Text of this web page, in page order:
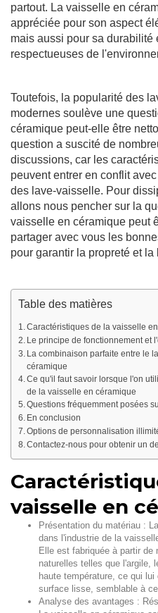
partout. La vaisselle en
appréciée pour son aspect
mais aussi pour sa durabilité
respectueuses de
Toutefois, la popularité des
modernes soulève une
céramique peut-elle être
question a suscité de
discussions, car les
peuvent entrer en conflit
des lave-vaisselle. Pour
allons nous pencher sur la
vaisselle en céramique peut
partager avec vous les
pour garantir la propreté et
Table des matières
Caractéristiques de la vaisselle
Le principe de fonctionnement et
La combinaison parfaite entre le
céramique
Ce qu'il faut savoir lorsque l'on
de la vaisselle en céramique
Questions fréquemment posées
En conclusion
Options de personnalisation
Contactez-nous pour obtenir un
vaisselle en
Présentation du matériau :
dans l'industrie de la
Elle est fabriquée à partir de
naturelles telles que l'argile,
haute température, ce qui
surface lisse, semblable à
Analyse des avantages :